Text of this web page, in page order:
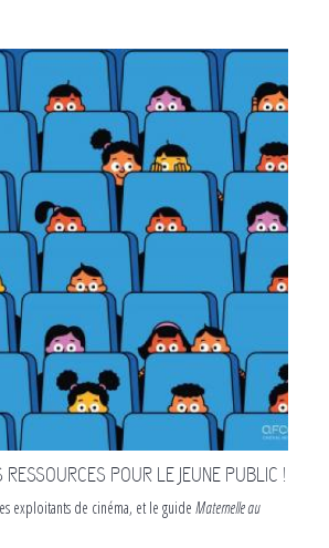
RESSOURCES POUR LE JEUNE PUBLIC !
exploitants de cinéma, et le guideMaternelle au